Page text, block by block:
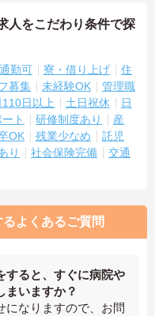
人をこだわり条件で探
勤可 寮・借り上げ
住
募集 未経験OK
管理職
日以上 土日祝休
日
ト 研修制度あり
産
OK 残業少なめ
託児
り 社会保険完備
交通
よくあるご質問
すると、すぐに病院や
まいますか？
になりますので、お問